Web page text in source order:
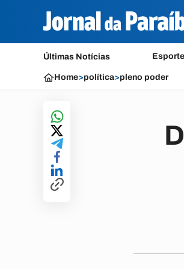
Últimas Notícias
Home>política>pleno poder